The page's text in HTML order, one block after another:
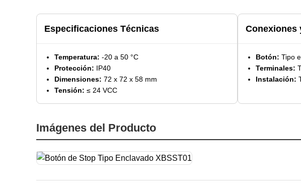
Especificaciones Técnicas
Temperatura: -20 a 50 °C
Protección: IP40
Dimensiones: 72 x 72 x 58 mm
Tensión: ≤ 24 VCC
Conexiones
Botón: Tipo
Terminales:
Instalación:
Imágenes del Producto